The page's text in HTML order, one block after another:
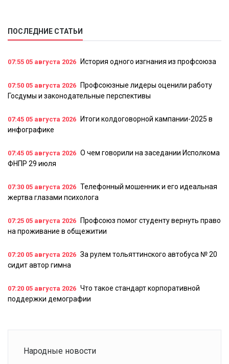
ПОСЛЕДНИЕ СТАТЬИ
07:55 05 августа 2026 История одного изгнания из профсоюза
07:50 05 августа 2026
Профсоюзные лидеры оценили работу
Госдумы и законодательные перспективы
07:45 05 августа 2026
Итоги колдоговорной кампании-2025 в
инфографике
07:45 05 августа 2026 О чем говорили на заседании Исполкома
ФНПР 29 июля
07:30 05 августа 2026 Телефонный мошенник и его идеальная
жертва глазами психолога
07:25 05 августа 2026
Профсоюз помог студенту вернуть право
на проживание в общежитии
07:20 05 августа 2026 За рулем тольяттинского автобуса № 20
сидит автор гимна
07:20 05 августа 2026 Что такое стандарт корпоративной
поддержки демографии
Народные новости